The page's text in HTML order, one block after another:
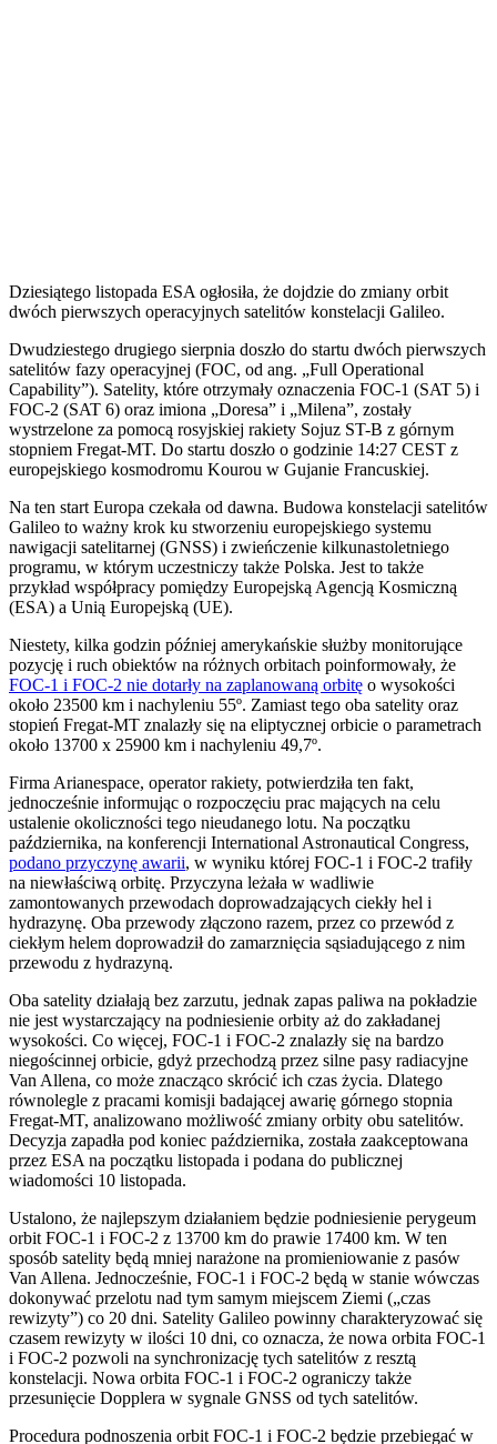
Dziesiątego listopada ESA ogłosiła, że dojdzie do zmiany orbit
dwóch pierwszych operacyjnych satelitów konstelacji Galileo.
Dwudziestego drugiego sierpnia doszło do startu dwóch pierwszych
satelitów fazy operacyjnej (FOC, od ang. „Full Operational
Capability”). Satelity, które otrzymały oznaczenia FOC-1 (SAT 5) i
FOC-2 (SAT 6) oraz imiona „Doresa” i „Milena”, zostały
wystrzelone za pomocą rosyjskiej rakiety Sojuz ST-B z górnym
stopniem Fregat-MT. Do startu doszło o godzinie 14:27 CEST z
europejskiego kosmodromu Kourou w Gujanie Francuskiej.
Na ten start Europa czekała od dawna. Budowa konstelacji satelitów
Galileo to ważny krok ku stworzeniu europejskiego systemu
nawigacji satelitarnej (GNSS) i zwieńczenie kilkunastoletniego
programu, w którym uczestniczy także Polska. Jest to także
przykład współpracy pomiędzy Europejską Agencją Kosmiczną
(ESA) a Unią Europejską (UE).
Niestety, kilka godzin później amerykańskie służby monitorujące
pozycję i ruch obiektów na różnych orbitach poinformowały, że
FOC-1 i FOC-2 nie dotarły na zaplanowaną orbitę o wysokości
około 23500 km i nachyleniu 55º. Zamiast tego oba satelity oraz
stopień Fregat-MT znalazły się na eliptycznej orbicie o parametrach
około 13700 x 25900 km i nachyleniu 49,7º.
Firma Arianespace, operator rakiety, potwierdziła ten fakt,
jednocześnie informując o rozpoczęciu prac mających na celu
ustalenie okoliczności tego nieudanego lotu. Na początku
października, na konferencji International Astronautical Congress,
podano przyczynę awarii, w wyniku której FOC-1 i FOC-2 trafiły
na niewłaściwą orbitę. Przyczyna leżała w wadliwie
zamontowanych przewodach doprowadzających ciekły hel i
hydrazynę. Oba przewody złączono razem, przez co przewód z
ciekłym helem doprowadził do zamarznięcia sąsiadującego z nim
przewodu z hydrazyną.
Oba satelity działają bez zarzutu, jednak zapas paliwa na pokładzie
nie jest wystarczający na podniesienie orbity aż do zakładanej
wysokości. Co więcej, FOC-1 i FOC-2 znalazły się na bardzo
niegościnnej orbicie, gdyż przechodzą przez silne pasy radiacyjne
Van Allena, co może znacząco skrócić ich czas życia. Dlatego
równolegle z pracami komisji badającej awarię górnego stopnia
Fregat-MT, analizowano możliwość zmiany orbity obu satelitów.
Decyzja zapadła pod koniec października, została zaakceptowana
przez ESA na początku listopada i podana do publicznej
wiadomości 10 listopada.
Ustalono, że najlepszym działaniem będzie podniesienie perygeum
orbit FOC-1 i FOC-2 z 13700 km do prawie 17400 km. W ten
sposób satelity będą mniej narażone na promieniowanie z pasów
Van Allena. Jednocześnie, FOC-1 i FOC-2 będą w stanie wówczas
dokonywać przelotu nad tym samym miejscem Ziemi („czas
rewizyty”) co 20 dni. Satelity Galileo powinny charakteryzować się
czasem rewizyty w ilości 10 dni, co oznacza, że nowa orbita FOC-1
i FOC-2 pozwoli na synchronizację tych satelitów z resztą
konstelacji. Nowa orbita FOC-1 i FOC-2 ograniczy także
przesunięcie Dopplera w sygnale GNSS od tych satelitów.
Procedura podnoszenia orbit FOC-1 i FOC-2 będzie przebiegać w